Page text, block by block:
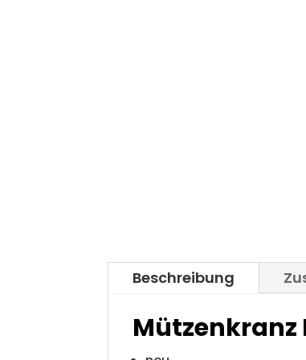
Beschreibung
Mützenkranz